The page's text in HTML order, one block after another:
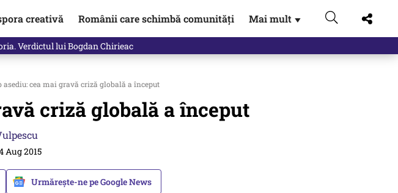
creativă Românii care schimbă comunități Mai mult ▼
Verdictul lui Bogdan Chirieac
asediu: cea mai gravă criză globală a început
criză globală a început
Aug 2015
Urmărește-ne pe Google News